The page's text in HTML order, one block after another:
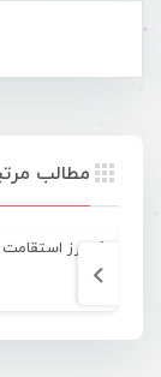
مطالب
فرامرز